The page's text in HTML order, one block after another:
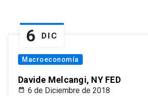
6 DIC
Macroeconomía
Davide Melcangi, NY FED
6 de Diciembre de 2018